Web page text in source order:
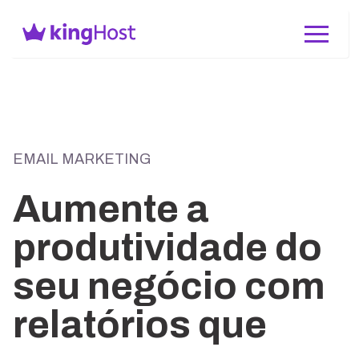
EMAIL MARKETING
Aumente a
produtividade do
seu negócio com
relatórios que